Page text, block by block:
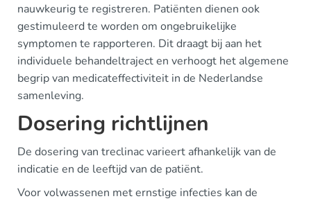
nauwkeurig te registreren. Patiënten dienen ook
gestimuleerd te worden om ongebruikelijke
symptomen te rapporteren. Dit draagt bij aan het
individuele behandeltraject en verhoogt het algemene
begrip van medicateffectiviteit in de Nederlandse
samenleving.
Dosering richtlijnen
De dosering van treclinac varieert afhankelijk van de
indicatie en de leeftijd van de patiënt.
Voor volwassenen met ernstige infecties kan de